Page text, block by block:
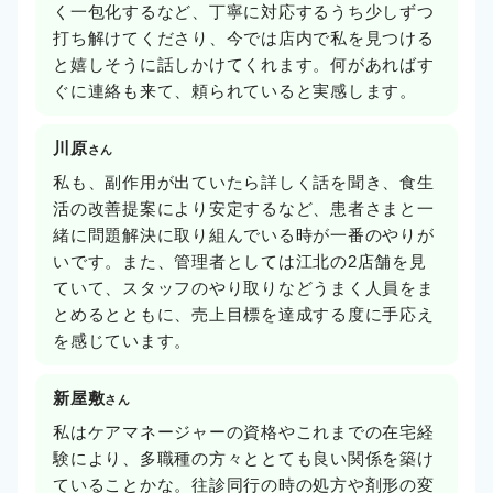
く一包化するなど、丁寧に対応するうち少しずつ
打ち解けてくださり、今では店内で私を見つける
と嬉しそうに話しかけてくれます。何があればす
ぐに連絡も来て、頼られていると実感します。
川原さん
私も、副作用が出ていたら詳しく話を聞き、食生
活の改善提案により安定するなど、患者さまと一
緒に問題解決に取り組んでいる時が一番のやりが
いです。また、管理者としては江北の2店舗を見
ていて、スタッフのやり取りなどうまく人員をま
とめるとともに、売上目標を達成する度に手応え
を感じています。
新屋敷さん
私はケアマネージャーの資格やこれまでの在宅経
験により、多職種の方々ととても良い関係を築け
ていることかな。往診同行の時の処方や剤形の変